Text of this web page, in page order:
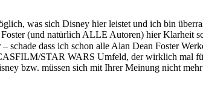
was sich Disney hier leistet und ich bin
(und natürlich ALLE Autoren) hier Klarheit
dass ich schon alle Alan Dean Foster
STAR WARS Umfeld, der wirklich mal
bzw. müssen sich mit Ihrer Meinung nicht